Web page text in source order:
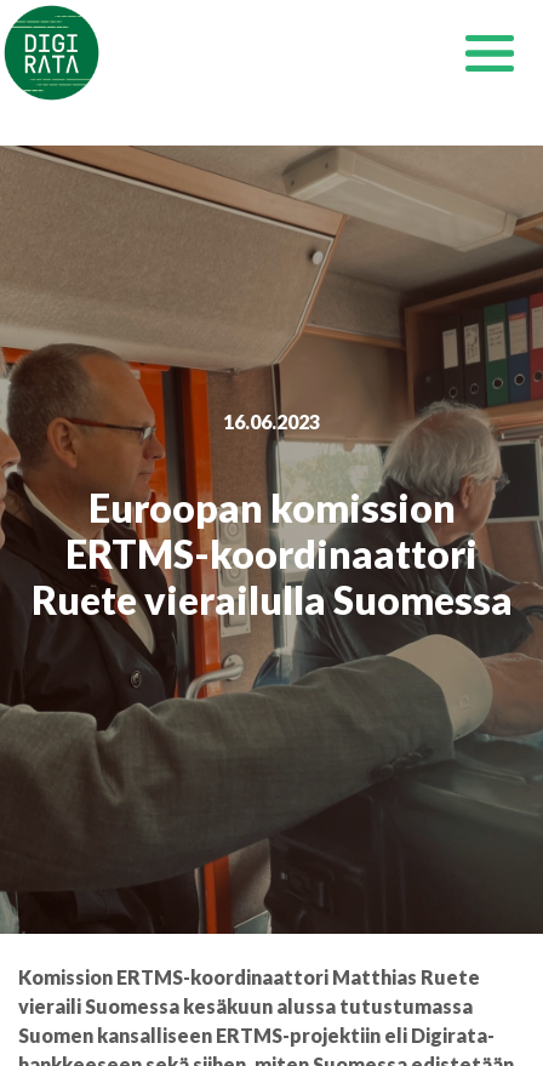
Siirry
sisältöön
16.06.2023
Euroopan komission
ERTMS-koordinaattori
Ruete vierailulla Suomessa
Komission ERTMS-koordinaattori Matthias Ruete
vieraili Suomessa kesäkuun alussa tutustumassa
Suomen kansalliseen ERTMS-projektiin eli Digirata-